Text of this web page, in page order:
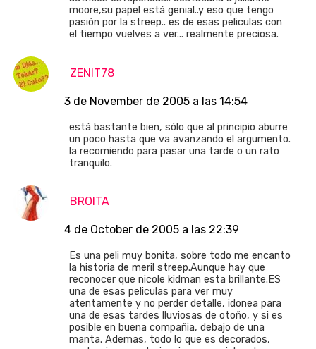
moore,su papel está genial..y eso que tengo
pasión por la streep.. es de esas peliculas con
el tiempo vuelves a ver... realmente preciosa.
ZENIT78
3 de November de 2005 a las 14:54
está bastante bien, sólo que al principio aburre
un poco hasta que va avanzando el argumento.
la recomiendo para pasar una tarde o un rato
tranquilo.
BROITA
4 de October de 2005 a las 22:39
Es una peli muy bonita, sobre todo me encanto
la historia de meril streep.Aunque hay que
reconocer que nicole kidman esta brillante.ES
una de esas peliculas para ver muy
atentamente y no perder detalle, idonea para
una de esas tardes lluviosas de otoño, y si es
posible en buena compañia, debajo de una
manta. Ademas, todo lo que es decorados,